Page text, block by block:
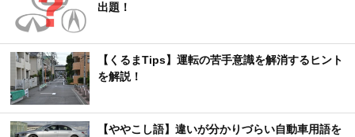
出題！
【くるまTips】運転の苦手意識を解消するヒント
を解説！
【ややこし語】違いが分かりづらい自動車用語を